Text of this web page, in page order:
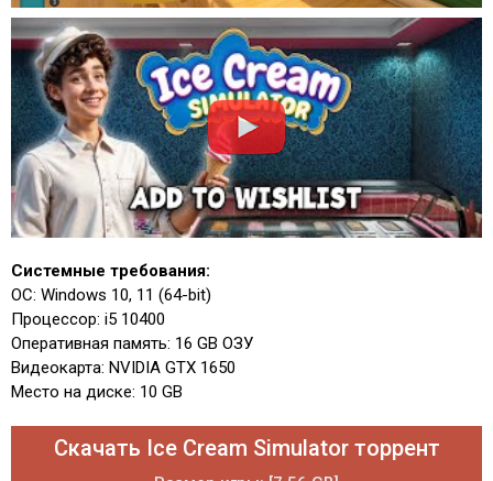
Системные требования:
ОС: Windows 10, 11 (64-bit)
Процессор: i5 10400
Оперативная память: 16 GB ОЗУ
Видеокарта: NVIDIA GTX 1650
Место на диске: 10 GB
Скачать Ice Cream Simulator торрент